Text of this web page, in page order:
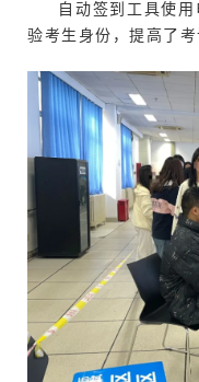
自动签到工具使
验考生身份，提高了